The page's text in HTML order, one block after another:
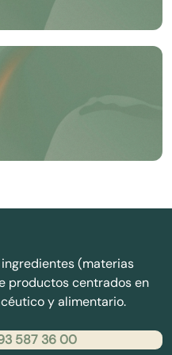
(materias
productos centrados en
y alimentario.
587 36 00